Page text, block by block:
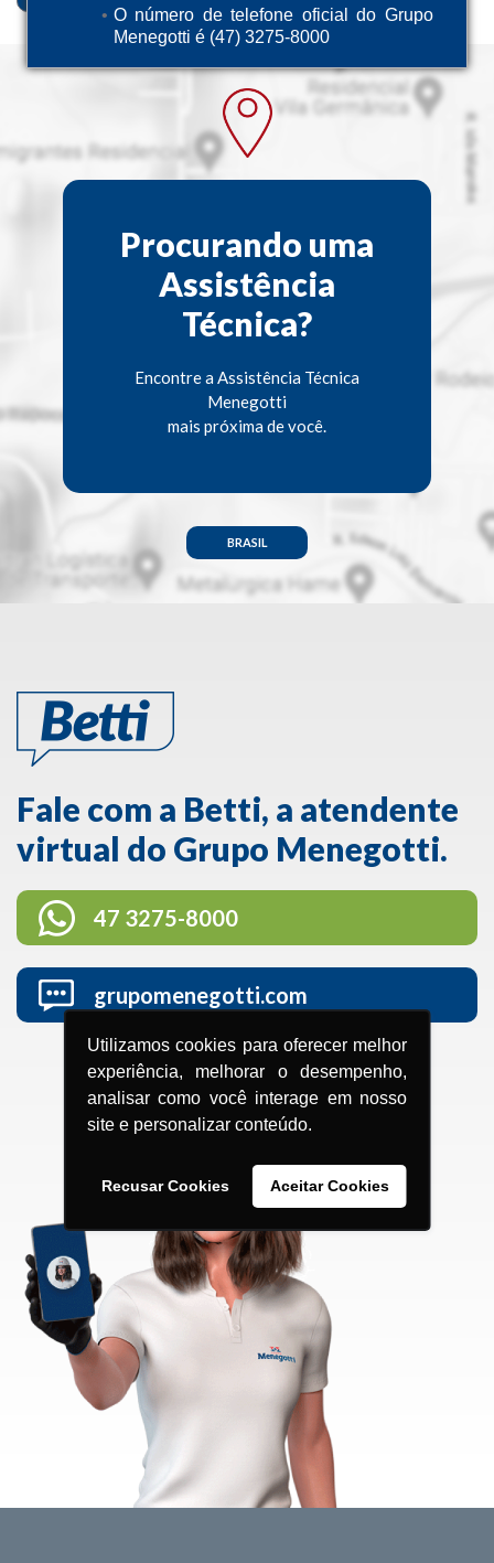
O número de telefone oficial do Grupo
Menegotti é (47) 3275-8000
Utilizamos cookies para oferecer melhor
experiência, melhorar o desempenho,
analisar como você interage em nosso
site e personalizar conteúdo.
Recusar Cookies Aceitar Cookies
Procurando uma
Assistência
Técnica?
Encontre a Assistência Técnica
Menegotti
mais próxima de você.
BRASIL
Fale com a Betti, a atendente
virtual do Grupo Menegotti.
47 3275-8000
grupomenegotti.com